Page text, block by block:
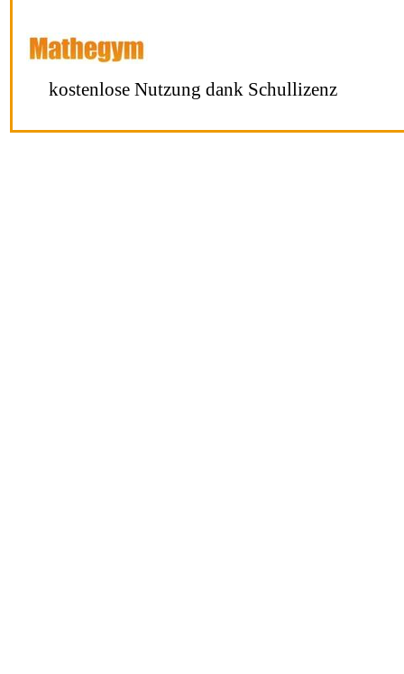
kostenlose Nutzung dank Schullizenz